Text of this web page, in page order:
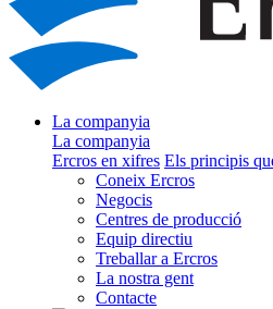
La companyia
La companyia
Ercros en xifres Els principis
Coneix Ercros
Negocis
Centres de producció
Equip directiu
Treballar a Ercros
La nostra gent
Contacte